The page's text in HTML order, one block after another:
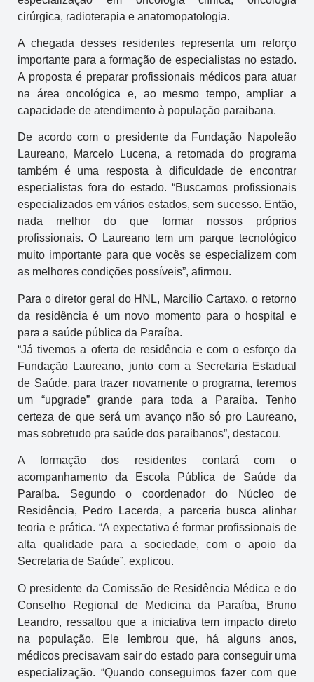
cirúrgica, radioterapia e anatomopatologia.
A chegada desses residentes representa um reforço
importante para a formação de especialistas no estado.
A proposta é preparar profissionais médicos para atuar
na área oncológica e, ao mesmo tempo, ampliar a
capacidade de atendimento à população paraibana.
De acordo com o presidente da Fundação Napoleão
Laureano, Marcelo Lucena, a retomada do programa
também é uma resposta à dificuldade de encontrar
especialistas fora do estado. “Buscamos profissionais
especializados em vários estados, sem sucesso. Então,
nada melhor do que formar nossos próprios
profissionais. O Laureano tem um parque tecnológico
muito importante para que vocês se especializem com
as melhores condições possíveis”, afirmou.
Para o diretor geral do HNL, Marcilio Cartaxo, o retorno
da residência é um novo momento para o hospital e
para a saúde pública da Paraíba.
“Já tivemos a oferta de residência e com o esforço da
Fundação Laureano, junto com a Secretaria Estadual
de Saúde, para trazer novamente o programa, teremos
um “upgrade” grande para toda a Paraíba. Tenho
certeza de que será um avanço não só pro Laureano,
mas sobretudo pra saúde dos paraibanos”, destacou.
A formação dos residentes contará com o
acompanhamento da Escola Pública de Saúde da
Paraíba. Segundo o coordenador do Núcleo de
Residência, Pedro Lacerda, a parceria busca alinhar
teoria e prática. “A expectativa é formar profissionais de
alta qualidade para a sociedade, com o apoio da
Secretaria de Saúde”, explicou.
O presidente da Comissão de Residência Médica e do
Conselho Regional de Medicina da Paraíba, Bruno
Leandro, ressaltou que a iniciativa tem impacto direto
na população. Ele lembrou que, há alguns anos,
médicos precisavam sair do estado para conseguir uma
especialização. “Quando conseguimos fazer com que